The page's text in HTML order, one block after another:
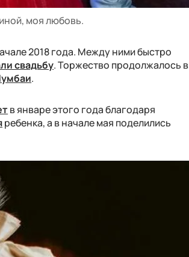
моя любовь.
2018 года. Между ними быстро
свадьбу. Торжество продолжалось в
.
в январе этого года благодаря
ребенка, а в начале мая поделились